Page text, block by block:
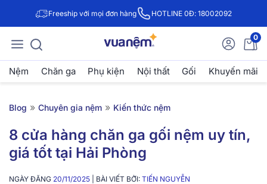
Freeship với mọi đơn hàng HOTLINE 0Đ: 18002092
0
Nệm Chăn ga Phụ kiện Nội thất Gối Khuyến mãi
Blog » Chuyên gia nệm » Kiến thức nệm
8 cửa hàng chăn ga gối nệm uy tín,
giá tốt tại Hải Phòng
NGÀY ĐĂNG 20/11/2025 | BÀI VIẾT BỞI: TIẾN NGUYỄN